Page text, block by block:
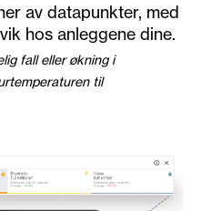
av datapunkter, med
hos anleggene dine.
fall eller økning i
til